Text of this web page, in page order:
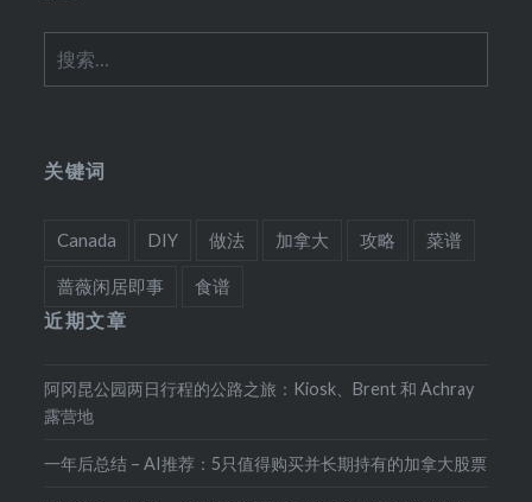
索：
关键词
Canada DIY 做法 加拿大 攻略 菜谱
蔷薇闲居即事 食谱
近期文章
阿冈昆公园两日行程的公路之旅：Kiosk、Brent 和 Achray
露营地
一年后总结 – AI推荐：5只值得购买并长期持有的加拿大股票